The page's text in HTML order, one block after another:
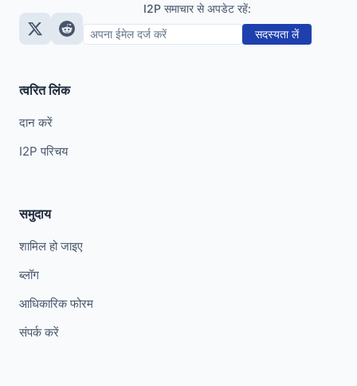
I2P समाचार से अपडेट रहें:
सदस्यता लें
त्वरित लिंक
दान करें
I2P परिचय
समुदाय
शामिल हो जाइए
ब्लॉग
आधिकारिक फोरम
संपर्क करें